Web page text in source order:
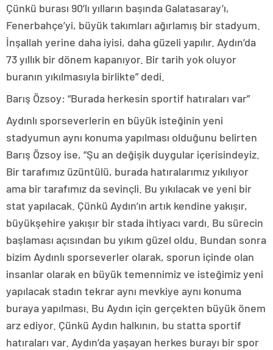
Çünkü burası 90’lı yılların başında Galatasaray’ı,
Fenerbahçe’yi, büyük takımları ağırlamış bir stadyum.
İnşallah yerine daha iyisi, daha güzeli yapılır. Aydın’da
73 yıllık bir dönem kapanıyor. Bir tarih yok oluyor
buranın yıkılmasıyla birlikte” dedi.
Barış Özsoy: “Burada herkesin sportif hatıraları var”
Aydınlı sporseverlerin en büyük isteğinin yeni
stadyumun aynı konuma yapılması olduğunu belirten
Barış Özsoy ise, “Şu an değişik duygular içerisindeyiz.
Bir tarafımız üzüntülü, burada hatıralarımız yıkılıyor
ama bir tarafımız da sevinçli. Bu yıkılacak ve yeni bir
stat yapılacak. Çünkü Aydın’ın artık kendine yakışır,
büyükşehire yakışır bir stada ihtiyacı vardı. Bu sürecin
başlaması açısından bu yıkım güzel oldu. Bundan sonra
bizim Aydınlı sporseverler olarak, sporun içinde olan
insanlar olarak en büyük temennimiz ve isteğimiz yeni
yapılacak stadın tekrar aynı mevkiye aynı konuma
buraya yapılması. Bu Aydın için gerçekten büyük önem
arz ediyor. Çünkü Aydın halkının, bu statta sportif
hatıraları var. Aydın’da yaşayan herkes burayı bir spor